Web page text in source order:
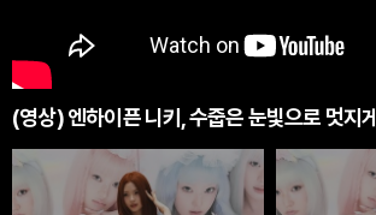
(영상) 엔하이픈 니키, 수줍은 눈빛으로 멋지게